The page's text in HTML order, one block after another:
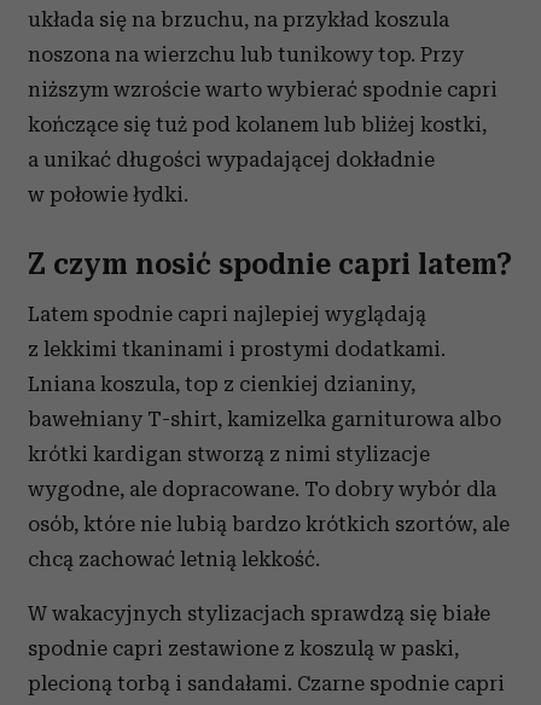
układa się na brzuchu, na przykład koszula
noszona na wierzchu lub tunikowy top. Przy
niższym wzroście warto wybierać spodnie capri
kończące się tuż pod kolanem lub bliżej kostki,
a unikać długości wypadającej dokładnie
w połowie łydki.
Z czym nosić spodnie capri latem?
Latem spodnie capri najlepiej wyglądają
z lekkimi tkaninami i prostymi dodatkami.
Lniana koszula, top z cienkiej dzianiny,
bawełniany T-shirt, kamizelka garniturowa albo
krótki kardigan stworzą z nimi stylizacje
wygodne, ale dopracowane. To dobry wybór dla
osób, które nie lubią bardzo krótkich szortów, ale
chcą zachować letnią lekkość.
W wakacyjnych stylizacjach sprawdzą się białe
spodnie capri zestawione z koszulą w paski,
plecioną torbą i sandałami. Czarne spodnie capri